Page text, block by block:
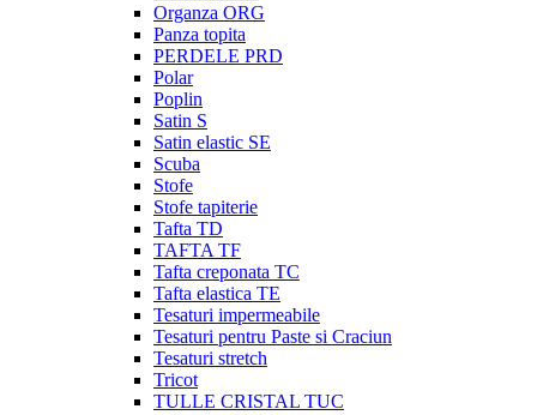
Organza ORG
Panza topita
PERDELE PRD
Polar
Poplin
Satin S
Satin elastic SE
Scuba
Stofe
Stofe tapiterie
Tafta TD
TAFTA TF
Tafta creponata TC
Tafta elastica TE
Tesaturi impermeabile
Tesaturi pentru Paste si Craciun
Tesaturi stretch
Tricot
TULLE CRISTAL TUC